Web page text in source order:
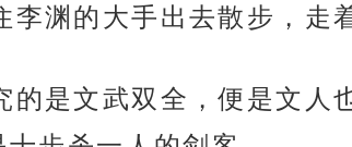
渊的大手出去散步，走
的是文武双全，便是文人